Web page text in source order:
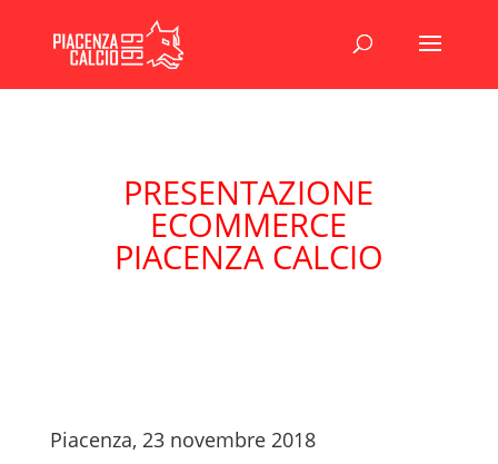
PRESENTAZIONE
ECOMMERCE
PIACENZA CALCIO
Piacenza, 23 novembre 2018